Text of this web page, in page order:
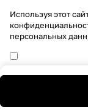
Используя этот
персональных